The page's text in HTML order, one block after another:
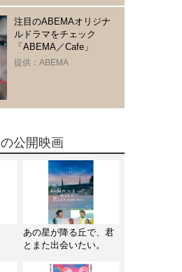
注目のABEMAオリジナ
ルドラマをチェック
「ABEMA／Cafe」
提供：ABEMA
公開映画
あの星が降る丘で、君
とまた出会いたい。